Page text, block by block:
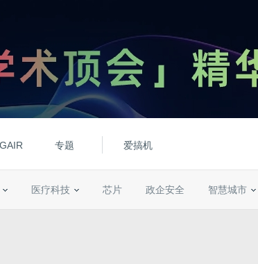
GAIR 专题 爱搞机
医疗科技 芯片 政企安全 智慧城市